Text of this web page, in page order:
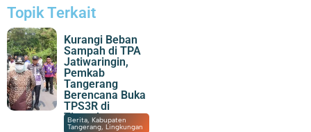
Topik Terkait
Kurangi Beban
Sampah di TPA
Jatiwaringin,
Pemkab
Tangerang
Berencana Buka
TPS3R di
Tigaraksa
06/08/2026|21:51
Berita,Kabupaten
Tangerang,Lingkungan